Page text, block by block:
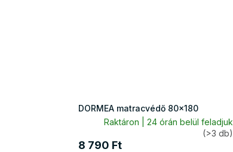
DORMEA matracvédő 80x180
Raktáron | 24 órán belül feladjuk
(>3 db)
8 790 Ft